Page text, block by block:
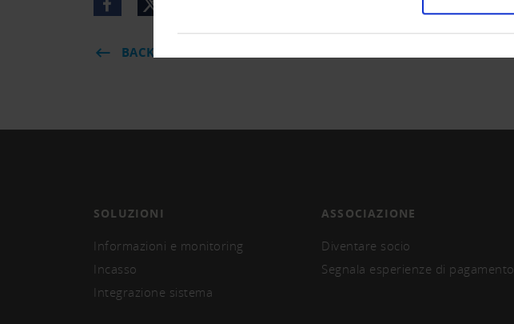
BACK
SOLUZIONI
Informazioni e monitoring
Incasso
Integrazione sistema
ASSOCIAZIONE
Diventare socio
Segnala esperienze di pagamento